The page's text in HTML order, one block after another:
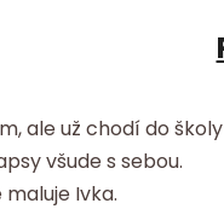
ale už chodí do
všude s sebou.
Ivka.